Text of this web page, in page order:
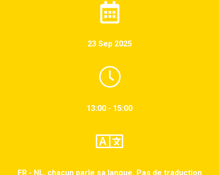
23 Sep 2025
13:00 - 15:00
FR - NL, chacun parle sa langue. Pas de traduction